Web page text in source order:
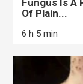
Fungus Is A
Of Plain...
6 h 5 min